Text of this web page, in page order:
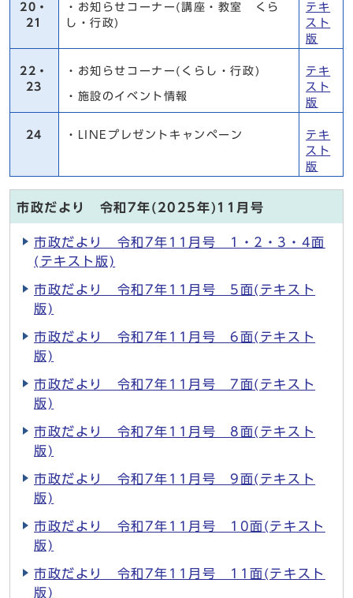
20・
21
・お知らせコーナー(講座・教室 くら
し・行政)
テキ
スト
版
22・
23
・お知らせコーナー(くらし・行政)
・施設のイベント情報
テキ
スト
版
24 ・LINEプレゼントキャンペーン
テキ
スト
版
市政だより 令和7年(2025年)11月号
市政だより 令和7年11月号 1・2・3・4面
(テキスト版)
市政だより 令和7年11月号 5面(テキスト
版)
市政だより 令和7年11月号 6面(テキスト
版)
市政だより 令和7年11月号 7面(テキスト
版)
市政だより 令和7年11月号 8面(テキスト
版)
市政だより 令和7年11月号 9面(テキスト
版)
市政だより 令和7年11月号 10面(テキスト
版)
市政だより 令和7年11月号 11面(テキスト
版)